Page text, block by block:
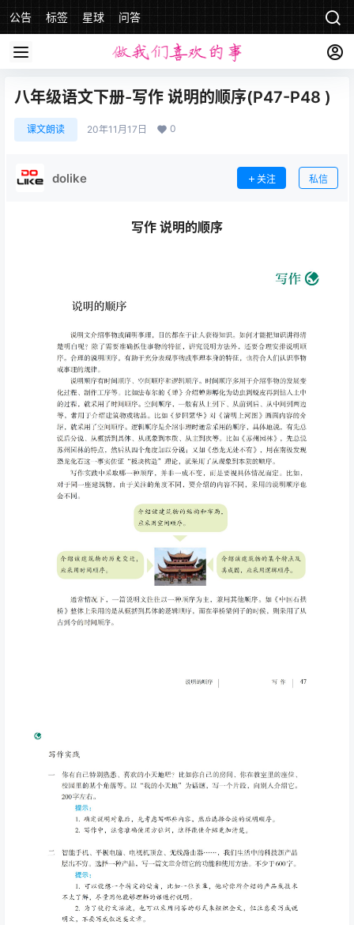
公告 标签 星球 问答
八年级语文下册-写作 说明的顺序(P47-P48 )
课文朗读 20年11月17日 0
dolike 关注 私信
写作 说明的顺序